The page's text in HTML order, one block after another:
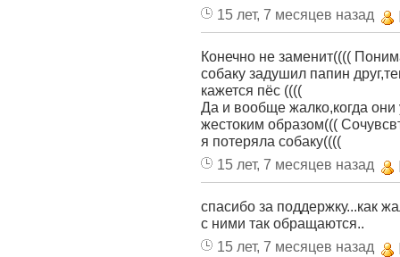
15 лет, 7 месяцев назад
Конечно не заменит((((
собаку задушил папин
кажется пёс ((((
Да и вообще жалко,когда они
жестоким образом(((
я потеряла собаку((((
15 лет, 7 месяцев назад
спасибо за поддержку...как
с ними так обращаются..
15 лет, 7 месяцев назад